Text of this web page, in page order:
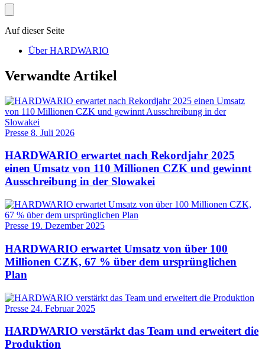
Auf dieser Seite
Über HARDWARIO
Verwandte Artikel
Presse 8. Juli 2026
HARDWARIO erwartet nach Rekordjahr 2025
einen Umsatz von 110 Millionen CZK und gewinnt
Ausschreibung in der Slowakei
Presse 19. Dezember 2025
HARDWARIO erwartet Umsatz von über 100
Millionen CZK, 67 % über dem ursprünglichen
Plan
Presse 24. Februar 2025
HARDWARIO verstärkt das Team und erweitert die
Produktion